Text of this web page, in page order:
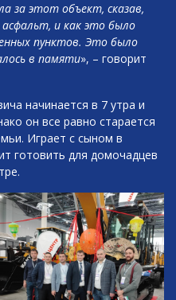
за этот объект, сказав,
асфальт, и как это было
пунктов. Это было
в памяти», – говорит
начинается в 7 утра и
он все равно старается
Играет с сыном в
готовить для домочадцев